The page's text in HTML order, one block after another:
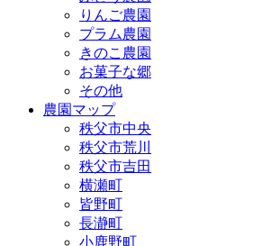
りんご農園
プラム農園
きのこ農園
お菓子な郷
その他
農園マップ
秩父市中央
秩父市荒川
秩父市吉田
横瀬町
皆野町
長瀞町
小鹿野町